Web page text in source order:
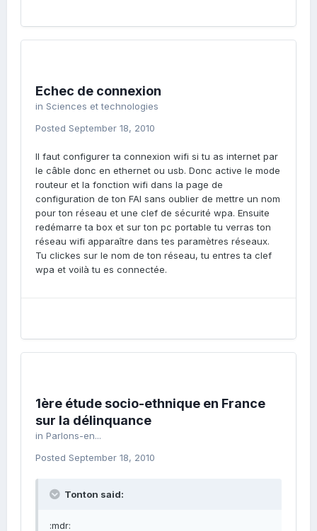
Echec de connexion
in Sciences et technologies
Posted September 18, 2010
Il faut configurer ta connexion wifi si tu as internet par
le câble donc en ethernet ou usb. Donc active le mode
routeur et la fonction wifi dans la page de
configuration de ton FAI sans oublier de mettre un nom
pour ton réseau et une clef de sécurité wpa. Ensuite
redémarre ta box et sur ton pc portable tu verras ton
réseau wifi apparaître dans tes paramètres réseaux.
Tu clickes sur le nom de ton réseau, tu entres ta clef
wpa et voilà tu es connectée.
1ère étude socio-ethnique en France
sur la délinquance
in Parlons-en...
Posted September 18, 2010
Tonton said:
:mdr: